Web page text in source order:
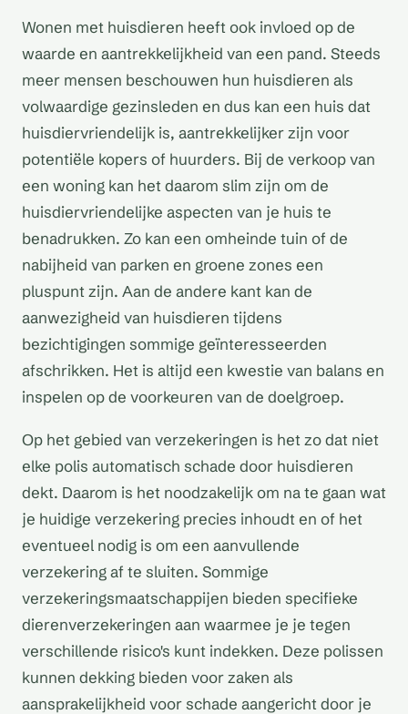
Wonen met huisdieren heeft ook invloed op de
waarde en aantrekkelijkheid van een pand. Steeds
meer mensen beschouwen hun huisdieren als
volwaardige gezinsleden en dus kan een huis dat
huisdiervriendelijk is, aantrekkelijker zijn voor
potentiële kopers of huurders. Bij de verkoop van
een woning kan het daarom slim zijn om de
huisdiervriendelijke aspecten van je huis te
benadrukken. Zo kan een omheinde tuin of de
nabijheid van parken en groene zones een
pluspunt zijn. Aan de andere kant kan de
aanwezigheid van huisdieren tijdens
bezichtigingen sommige geïnteresseerden
afschrikken. Het is altijd een kwestie van balans en
inspelen op de voorkeuren van de doelgroep.
Op het gebied van verzekeringen is het zo dat niet
elke polis automatisch schade door huisdieren
dekt. Daarom is het noodzakelijk om na te gaan wat
je huidige verzekering precies inhoudt en of het
eventueel nodig is om een aanvullende
verzekering af te sluiten. Sommige
verzekeringsmaatschappijen bieden specifieke
dierenverzekeringen aan waarmee je je tegen
verschillende risico's kunt indekken. Deze polissen
kunnen dekking bieden voor zaken als
aansprakelijkheid voor schade aangericht door je